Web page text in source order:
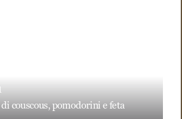
couscous, pomodorini e feta